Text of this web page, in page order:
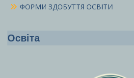
ФОРМИ ЗДОБУТТЯ ОСВІТИ
Освіта